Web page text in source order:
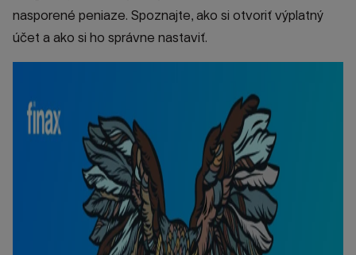
nasporené peniaze. Spoznajte, ako si otvoriť výplatný
účet a ako si ho správne nastaviť.